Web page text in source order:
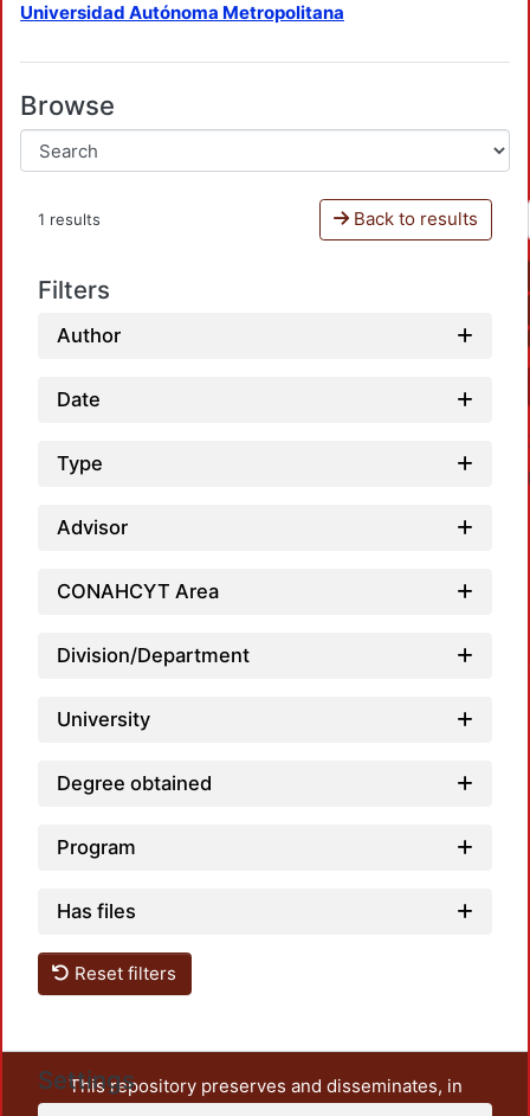
Universidad Autónoma Metropolitana
Browse
1 results Back to results
Filters
Author
Date
Type
Advisor
CONAHCYT Area
Division/Department
University
Degree obtained
Program
Has files
Reset filters
Settings
This repository preserves and disseminates, in